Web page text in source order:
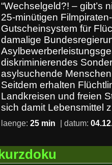
“Wechselgeld?! – gibt’s
25-minütigen
Gutscheinsystem für
damalige
diskriminierendes
asylsuchende
Seitdem erhalten
Landkreisen und freien
sich damit Lebensmittel
laenge: 25 min | datum:
kurzdoku